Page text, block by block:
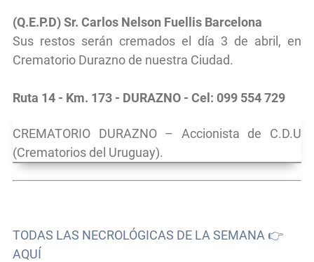
(Q.E.P.D) Sr. Carlos Nelson Fuellis Barcelona
Sus restos serán cremados el día 3 de abril, en
Crematorio Durazno de nuestra Ciudad.
Ruta 14 - Km. 173 - DURAZNO - Cel: 099 554 729
CREMATORIO DURAZNO – Accionista de C.D.U
(Crematorios del Uruguay).
TODAS LAS NECROLÓGICAS DE LA SEMANA 👉
AQUÍ